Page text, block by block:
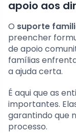
apoio aos
O suporte
preencher
de apoio
famílias
a ajuda certa.
É aqui que as
importantes.
garantindo que
processo.